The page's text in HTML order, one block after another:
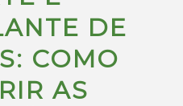
DE
COMO
AS